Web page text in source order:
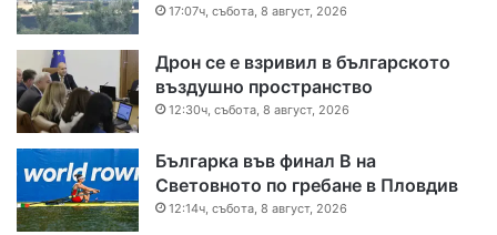
17:07ч, събота, 8 август, 2026
Дрон се е взривил в българското
въздушно пространство
12:30ч, събота, 8 август, 2026
Българка във финал B на
Световното по гребане в Пловдив
12:14ч, събота, 8 август, 2026